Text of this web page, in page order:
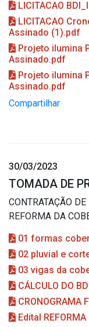
LICITACAO
LICITACAO
Assinado (1).pdf
Projeto ilumina
Assinado.pdf
Projeto ilumina
Assinado.pdf
Compartilhar
30/03/2023
TOMADA DE
CONTRATAÇÃO
REFORMA DA
01 formas
02 pluvial e
03 vigas da
CÁLCULO DO
CRONOGRAMA
Edital